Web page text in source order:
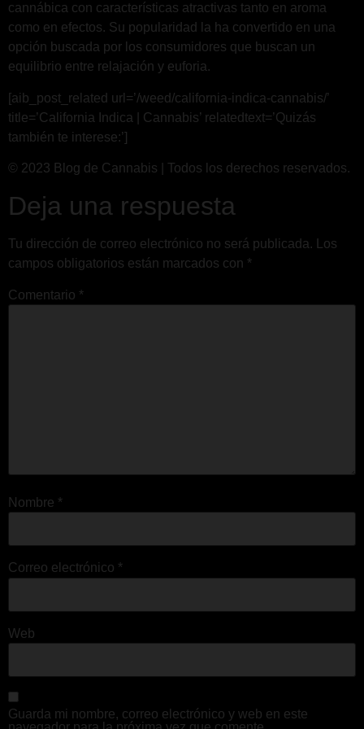
cannábica con características atractivas tanto en aroma
como en efectos. Su popularidad la ha convertido en una
opción buscada por los consumidores que buscan un
equilibrio entre relajación y euforia.
[aib_post_related url=’/weed/california-indica-cannabis/’
title=’California Indica | Cannabis’ relatedtext=’Quizás
también te interese:’]
© 2023 Blog de Cannabis | Todos los derechos reservados.
Deja una respuesta
Tu dirección de correo electrónico no será publicada.
Los
campos obligatorios están marcados con *
Comentario *
Nombre *
Correo electrónico *
Web
Guarda mi nombre, correo electrónico y web en este